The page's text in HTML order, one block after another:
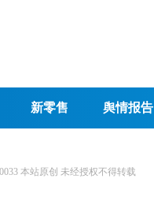
新零售 舆情报告
本站原创 未经授权不得转载